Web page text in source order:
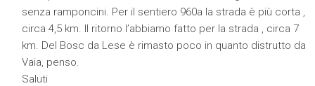
senza ramponcini. Per il sentiero 960a la strada è più corta ,
circa 4,5 km. Il ritorno l’abbiamo fatto per la strada , circa 7
km. Del Bosc da Lese è rimasto poco in quanto distrutto da
Vaia, penso.
Saluti